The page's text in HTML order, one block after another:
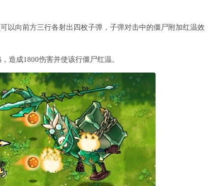
以向前方三行各射出四枚子弹，子弹对击中的僵尸附加红温效
造成1800伤害并使该行僵尸红温。